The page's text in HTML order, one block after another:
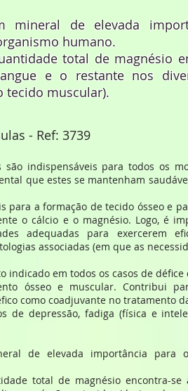
- Ref: 3739
são indispensáveis para todos os
que estes se mantenham
para a formação de tecido ósseo e
o cálcio e o magnésio. Logo, é
adequadas para exercerem
associadas (em que as
indicado em todos os casos de
ósseo e muscular. Contribui
como coadjuvante no tratamento
de depressão, fadiga (física e
de elevada importância para
total de magnésio encontra-se
mineral de elevada
humano.
total de magnésio
e o restante nos
tecido muscular).